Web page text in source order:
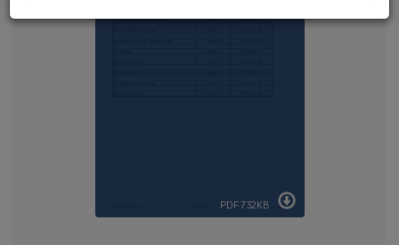
PDF 732KB